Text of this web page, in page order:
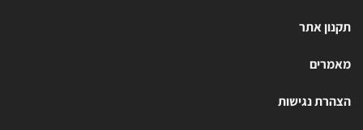
תקנון אתר
מאמרים
הצהרת נגישות